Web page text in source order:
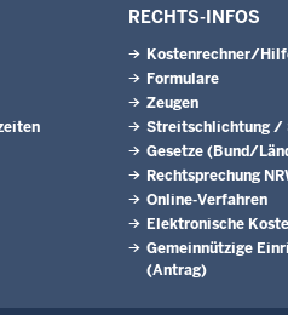
RECHTS-INFOS
Kostenrechner/
Formulare
Zeugen
Streitschlichtung /
Gesetze (Bund/
Rechtsprechung
Online-Verfahren
Elektronische
Gemeinnützige
(Antrag)